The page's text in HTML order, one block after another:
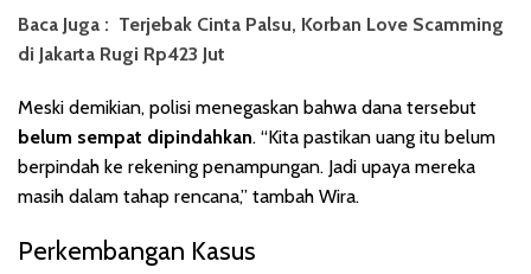
Baca Juga : Terjebak Cinta Palsu, Korban Love Scamming
di Jakarta Rugi Rp423 Jut
Meski demikian, polisi menegaskan bahwa dana tersebut
belum sempat dipindahkan. “Kita pastikan uang itu belum
berpindah ke rekening penampungan. Jadi upaya mereka
masih dalam tahap rencana,” tambah Wira.
Perkembangan Kasus